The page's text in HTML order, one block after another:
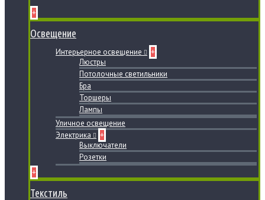
+
Освещение
Интерьерное освещение
+
Люстры
Потолочные светильники
Бра
Торшеры
Лампы
Уличное освещение
Электрика
+
Выключатели
Розетки
+
Текстиль